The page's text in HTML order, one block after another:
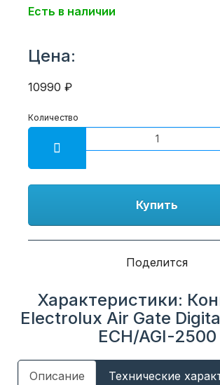
Есть в наличии
Цена:
10990 ₽
Количество
Купить
Поделится
Характеристики:
Electrolux Air Gate
ECH/AGI-2500
Описание Технические